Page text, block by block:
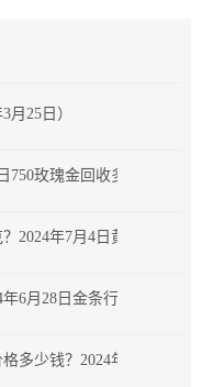
月25日）
750玫瑰金回收多少钱
2024年7月4日黄金首饰行情
6月28日金条行情查询
多少钱？2024年7月11日千